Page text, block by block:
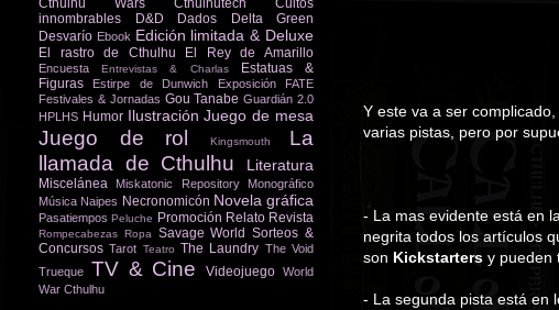
Y este va a ser
varias pistas, pero por
- La mas evidente está en
negrita todos los artículos
son Kickstarters y pueden
- La segunda pista está en
Cthulhu Wars
Cthulhutech
Cultos
innombrables
D&D Dados
Delta Green
Desvarío Ebook Edición limitada & Deluxe
El rastro de Cthulhu El Rey de Amarillo
Encuesta Entrevistas & Charlas
Estatuas &
Figuras
Estirpe de Dunwich Exposición
FATE
Festivales & Jornadas Gou Tanabe Guardián 2.0
HPLHS Humor Ilustración Juego de mesa
Juego de rol Kingsmouth
La
llamada de Cthulhu
Literatura
Miscelánea Miskatonic Repository
Monográfico
Música Naipes Necronomicón Novela gráfica
Pasatiempos Peluche Promoción Relato Revista
Rompecabezas Ropa Savage World Sorteos &
Concursos Tarot Teatro The Laundry The Void
Trueque TV & Cine Videojuego World
War Cthulhu